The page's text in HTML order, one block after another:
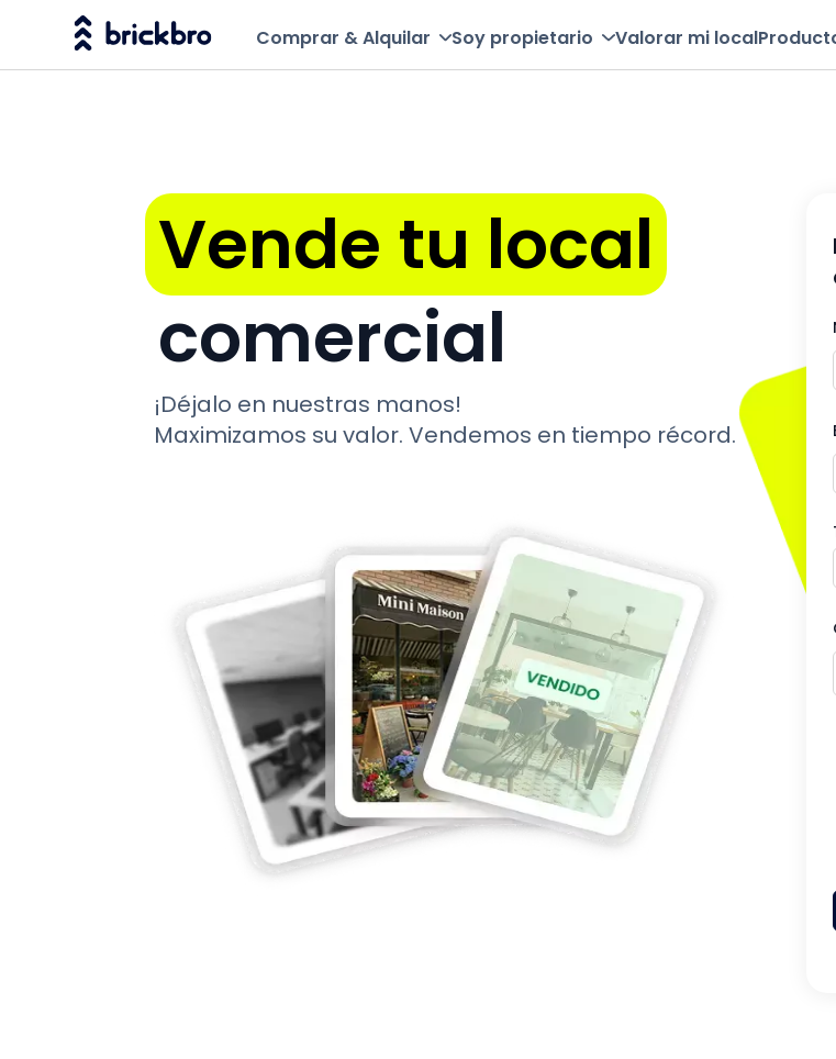
Comprar & Alquilar Soy propietario Valorar mi local
Vende tu local
comercial
¡Déjalo en nuestras manos!
Maximizamos su valor. Vendemos en tiempo récord.